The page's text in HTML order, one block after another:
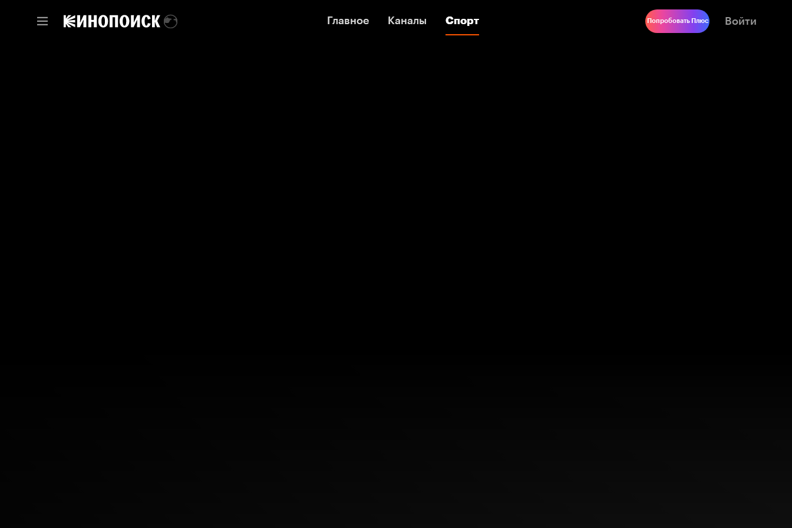
Главное Каналы Спорт
Главное Каналы Спорт Попробовать Плюс Войти